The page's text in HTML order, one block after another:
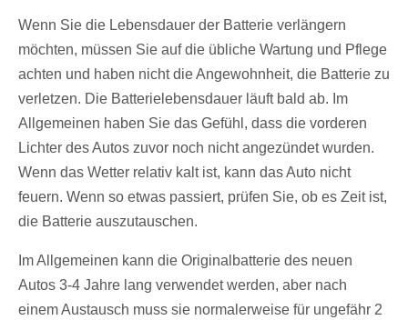
Wenn Sie die Lebensdauer der Batterie verlängern
möchten, müssen Sie auf die übliche Wartung und Pflege
achten und haben nicht die Angewohnheit, die Batterie zu
verletzen. Die Batterielebensdauer läuft bald ab. Im
Allgemeinen haben Sie das Gefühl, dass die vorderen
Lichter des Autos zuvor noch nicht angezündet wurden.
Wenn das Wetter relativ kalt ist, kann das Auto nicht
feuern. Wenn so etwas passiert, prüfen Sie, ob es Zeit ist,
die Batterie auszutauschen.
Im Allgemeinen kann die Originalbatterie des neuen
Autos 3-4 Jahre lang verwendet werden, aber nach
einem Austausch muss sie normalerweise für ungefähr 2